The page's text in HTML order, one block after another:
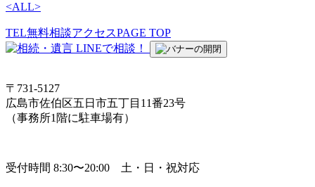
<ALL>
TEL無料相談アクセスPAGE TOP
〒731-5127
広島市佐伯区五日市五丁目11番23号
（事務所1階に駐車場有）
受付時間 8:30〜20:00 土・日・祝対応